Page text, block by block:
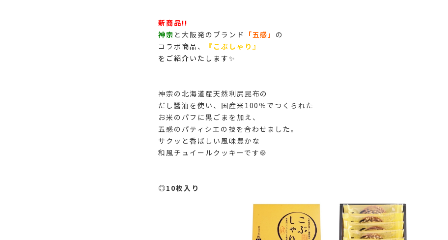
新商品!!
神宗 と大阪発のブランド 「五感」 の
コラボ商品、
『こぶしゃり』
をご紹介いたします✨
神宗の北海道産天然利尻昆布の
だし醬油を使い、国産米100％でつくられた
お米のパフに黒ごまを加え、
五感のパティシエの技を合わせました。
サクッと香ばしい風味豊かな
和風チュイールクッキーです🍪
◎10枚入り